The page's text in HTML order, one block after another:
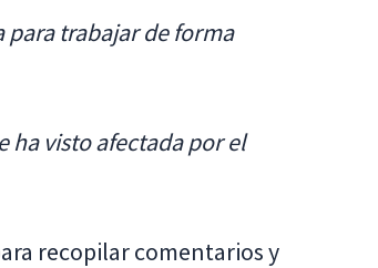
para trabajar de forma
ha visto afectada por el
recopilar comentarios y